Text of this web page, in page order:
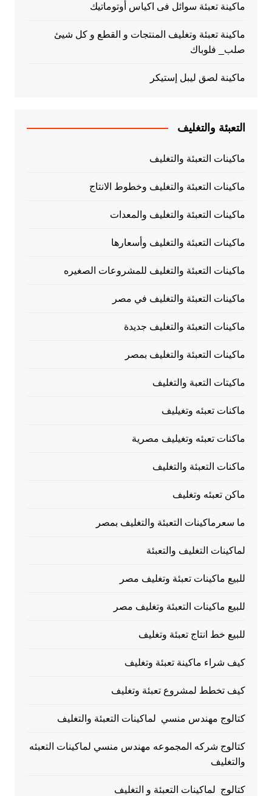
ماكينة تعبئة سوائل فى اكياس أوتوماتيك
ماكينة تعبئة وتغليف المنتجات و القطع و كل شيئ
صلب_ فلوباك
ماكينة لصق ليبل إستيكر
التعبئة والتغليف
ماكينات التعبئة والتغليف
ماكينات التعبئة والتغليف وخطوط الانتاج
ماكينات التعبئة والتغليف والمعدات
ماكينات التعبئة والتغليف وأسعارها
ماكينات التعبئة والتغليف للمشروعات الصغيره
ماكينات التعبئة والتغليف في مصر
ماكينات التعبئة والتغليف جديدة
ماكينات التعبئة والتغليف بمصر
ماكيتات التعبة والتغليف
ماكنات تعبئه وتغيليف
ماكنات تعبئه وتغيليف مصرية
ماكنات التعبئة والتغليف
ماكن تعبئه وتغليف
ما سعرماكينات التعبئة والتغليف بمصر
لماكينات التغليف والتعبئة
للبيع ماكينات تعبئة وتغليف مصر
للبيع ماكينات التعبئة وتغليف مصر
للبيع خط انتاج تعبئة وتغليف
كيف شراء ماكينة تعبئة وتغليف
كيف تخطط لمشروع تعبئة وتغليف
كتالوج مهندس منسي لماكينات التعبئة والتغليف
كتالوج شركه المجموعه مهندس منسي لماكينات التعبئه
والتغليف
كتالوج لماكينات التعبئة و التغليف